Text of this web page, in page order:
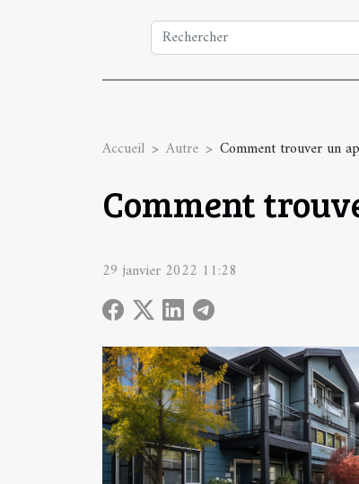
Accueil Autre Comment trouver un
Comment
29 janvier 2022 11:28